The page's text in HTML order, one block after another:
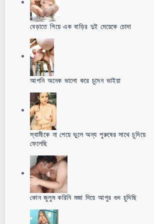
বেড়াতে গিয়ে এক বাড়ির দুই মেয়েকে চোদা
আপনি অনেক ভালো করে চুদেন ভাইয়া
স্বামীকে না পেয়ে ভুলে অন্য পুরুষের সাথে চুদিয়ে
ফেলেছি
কোন জুলুম করিনি মজা দিয়ে আপুর গুদ চুদিছি